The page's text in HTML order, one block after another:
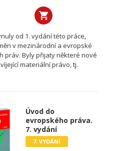
od 1. vydání této práce,
v mezinárodní a evropské
práv. Byly přijaty některé nové
materiální právo, tj.
Úvod do
evropského práva.
7. vydání
7. VYDÁNÍ